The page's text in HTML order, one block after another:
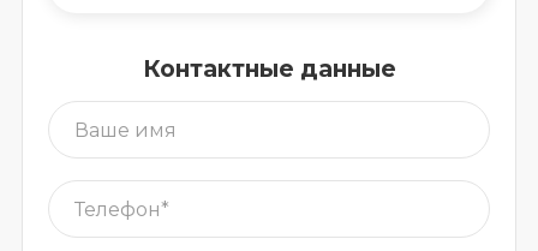
Контактные данные